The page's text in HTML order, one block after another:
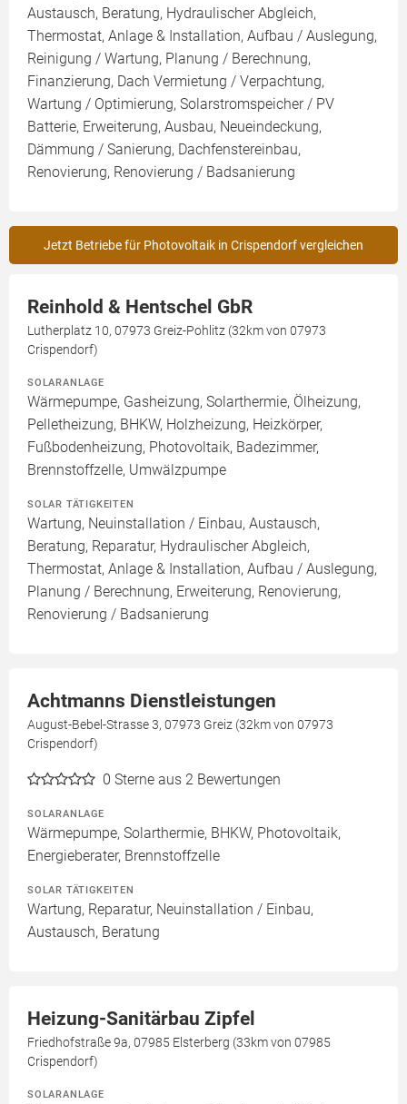
Austausch, Beratung, Hydraulischer Abgleich,
Thermostat, Anlage & Installation, Aufbau / Auslegung,
Reinigung / Wartung, Planung / Berechnung,
Finanzierung, Dach Vermietung / Verpachtung,
Wartung / Optimierung, Solarstromspeicher / PV
Batterie, Erweiterung, Ausbau, Neueindeckung,
Dämmung / Sanierung, Dachfenstereinbau,
Renovierung, Renovierung / Badsanierung
Jetzt Betriebe für Photovoltaik in Crispendorf vergleichen
Reinhold & Hentschel GbR
Lutherplatz 10, 07973 Greiz-Pohlitz (32km von 07973
Crispendorf)
SOLARANLAGE
Wärmepumpe, Gasheizung, Solarthermie, Ölheizung,
Pelletheizung, BHKW, Holzheizung, Heizkörper,
Fußbodenheizung, Photovoltaik, Badezimmer,
Brennstoffzelle, Umwälzpumpe
SOLAR TÄTIGKEITEN
Wartung, Neuinstallation / Einbau, Austausch,
Beratung, Reparatur, Hydraulischer Abgleich,
Thermostat, Anlage & Installation, Aufbau / Auslegung,
Planung / Berechnung, Erweiterung, Renovierung,
Renovierung / Badsanierung
Achtmanns Dienstleistungen
August-Bebel-Strasse 3, 07973 Greiz (32km von 07973
Crispendorf)
0 Sterne aus 2 Bewertungen
SOLARANLAGE
Wärmepumpe, Solarthermie, BHKW, Photovoltaik,
Energieberater, Brennstoffzelle
SOLAR TÄTIGKEITEN
Wartung, Reparatur, Neuinstallation / Einbau,
Austausch, Beratung
Heizung-Sanitärbau Zipfel
Friedhofstraße 9a, 07985 Elsterberg (33km von 07985
Crispendorf)
SOLARANLAGE